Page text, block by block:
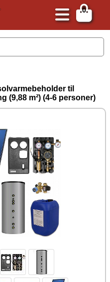
0
til
(9,88 m²) (4-6 personer)